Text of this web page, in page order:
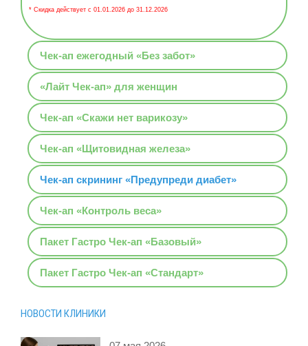
* Скидка действует с 01.01.2026 до 31.12.2026
Чек-ап ежегодный «Без забот»
«Лайт Чек-ап» для женщин
Чек-ап «Скажи нет варикозу»
Чек-ап «Щитовидная железа»
Чек-ап скрининг «Предупреди диабет»
Чек-ап «Контроль веса»
Пакет Гастро Чек-ап «Базовый»
Пакет Гастро Чек-ап «Стандарт»
НОВОСТИ КЛИНИКИ